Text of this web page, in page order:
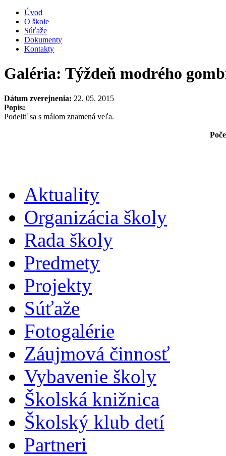
Úvod
O škole
Súťaže
Dokumenty
Kontakty
Galéria: Týždeň modrého
Dátum zverejnenia: 22. 05. 2015
Popis:
Podeliť sa s málom znamená veľa.
Aktuality
Organizácia školy
Rada školy
Predmety
Projekty
Súťaže
Fotogalérie
Záujmová činnosť
Vybavenie školy
Školská knižnica
Školský klub detí
Partneri